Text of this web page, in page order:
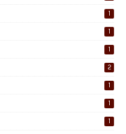
1
1
1
2
1
1
1